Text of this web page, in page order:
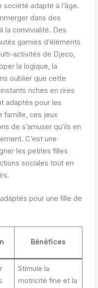
adapté à l’âge.
dans des
la convivialité. Des
garnies d’éléments
activités de Djeco,
la logique, la
oublier que cette
riches en rires
adaptés pour les
famille, ces jeux
de s’amuser qu’ils en
C’est une
les petites filles
sociales tout en
pour une fille de
Bénéfices
Stimule la
motricité fine et la